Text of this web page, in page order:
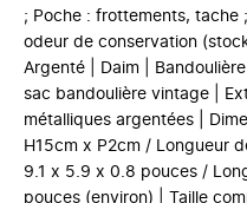
; Poche : frottements, tache
odeur de conservation
Argenté | Daim |
sac bandoulière vintage |
métalliques argentées |
H15cm x P2cm / Longueur
9.1 x 5.9 x 0.8 pouces /
pouces (environ) | Taille